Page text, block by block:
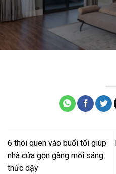
6 thói quen vào buổi tối giúp
nhà cửa gọn gàng mỗi sáng
thức dậy